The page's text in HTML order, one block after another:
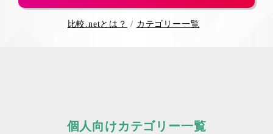
比較.netとは？ カテゴリー一覧
個人向けカテゴリー一覧